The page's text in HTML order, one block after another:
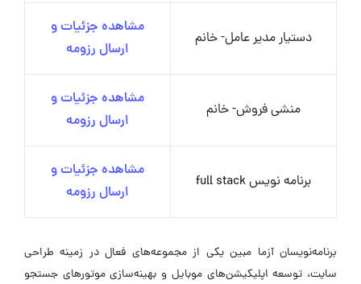
دستیار مدیر عامل- خانم
مشاهده جزئیات و
ارسال رزومه
منشی فروش- خانم
مشاهده جزئیات و
ارسال رزومه
برنامه نویس full stack
مشاهده جزئیات و
ارسال رزومه
برنامه‌نویسان آزما مبین یکی از مجموعه‌های فعال در زمینه طراحی
سایت، توسعه اپلیکیشن‌های موبایل و بهینه‌سازی موتورهای جستجو